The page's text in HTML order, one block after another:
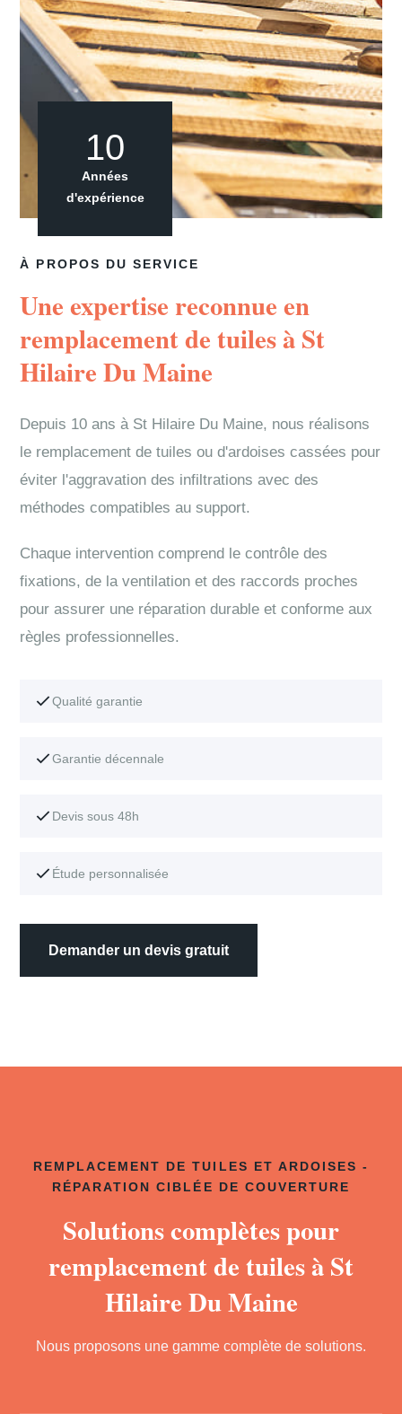
À PROPOS DU SERVICE
Une expertise reconnue en
remplacement de tuiles à St
Hilaire Du Maine
Depuis 10 ans à St Hilaire Du Maine, nous réalisons
le remplacement de tuiles ou d'ardoises cassées pour
éviter l'aggravation des infiltrations avec des
méthodes compatibles au support.
Chaque intervention comprend le contrôle des
fixations, de la ventilation et des raccords proches
pour assurer une réparation durable et conforme aux
règles professionnelles.
Qualité garantie
Garantie décennale
Devis sous 48h
Étude personnalisée
Demander un devis gratuit
10
Années
d'expérience
REMPLACEMENT DE TUILES ET ARDOISES -
RÉPARATION CIBLÉE DE COUVERTURE
Solutions complètes pour
remplacement de tuiles à St
Hilaire Du Maine
Nous proposons une gamme complète de solutions.